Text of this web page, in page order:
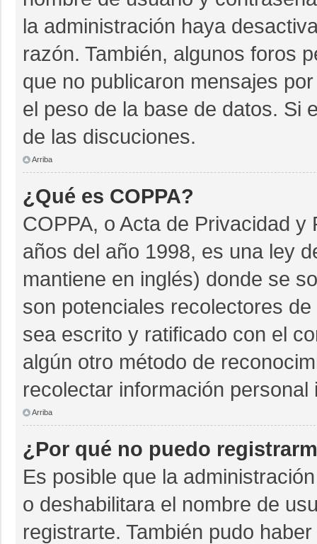
la administración haya
razón. También, algunos foros
que no publicaron mensajes
el peso de la base de datos. Si
de las discuciones.
Arriba
¿Qué es COPPA?
COPPA, o Acta de Privacidad
años del año 1998, es una ley
mantiene en inglés) donde se
son potenciales recolectores
sea escrito y ratificado con el
algún otro método de
recolectar información
Arriba
¿Por qué no puedo
Es posible que la
o deshabilitara el nombre de
registrarte. También pudo